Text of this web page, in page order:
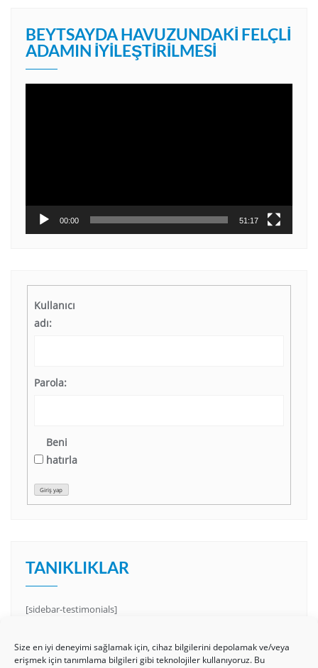
Size en iyi deneyimi sağlamak için, cihaz bilgilerini depolamak ve/veya
erişmek için tanımlama bilgileri gibi teknolojiler kullanıyoruz. Bu
BEYTSAYDA HAVUZUNDAKI FELÇLI
ADAMIN İYILEŞTIRILMESI
00:00 51:17
Kullanıcı
adı:
Parola:
Beni
hatırla
Giriş yap
TANIKLIKLAR
[sidebar-testimonials]